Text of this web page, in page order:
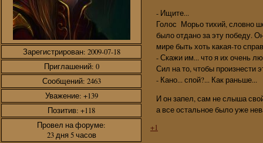
Зарегистрирован: 2009-07-18
Приглашений: 0
Сообщений: 2463
Уважение: +139
Позитив: +118
Провел на форуме:
23 дня 5 часов
- Ищите...
Голос Морьо тихий, словно
было отдано за эту победу.
мире быть хоть какая-то
- Скажи им... что я их очень
Сил на то, чтобы произнести
- Кано... спой?... Как раньше...
И он запел, сам не слыша
а все остальное было уже
+1